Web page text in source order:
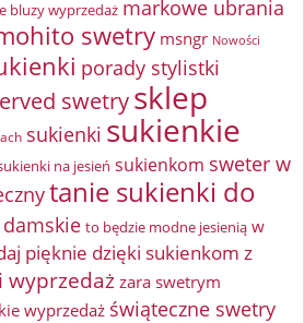
bluzy wyprzedaż markowe ubrania
swetry msngr Nowości
porady stylistki
swetrysklep
sukienki sukienkie
na jesień sukienkom sweter w
tanie sukienki do
to będzie modne jesienią w
pięknie dzięki sukienkom z
wyprzedażzara swetrym
wyprzedaż świąteczne swetry